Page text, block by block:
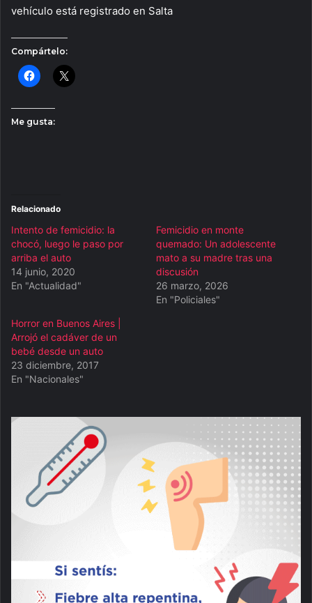
vehículo está registrado en Salta
Compártelo:
Me gusta:
Relacionado
Intento de femicidio: la
chocó, luego le paso por
arriba el auto
14 junio, 2020
En "Actualidad"
Femicidio en monte
quemado: Un adolescente
mato a su madre tras una
discusión
26 marzo, 2026
En "Policiales"
Horror en Buenos Aires |
Arrojó el cadáver de un
bebé desde un auto
23 diciembre, 2017
En "Nacionales"